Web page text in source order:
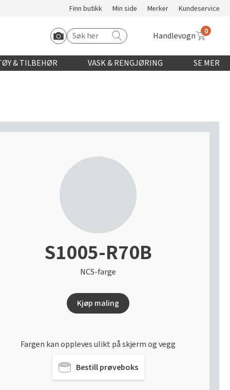
Finn butikk Min side Merker Kundeservice
Start Roomvo
Søk etter: Handlevogn 0
& TILBEHØR VASK & RENGJØRING SE MER
S1005-R70B
NCS-farge
Kjøp maling
Fargen kan oppleves ulikt på skjerm og vegg
Bestill prøveboks